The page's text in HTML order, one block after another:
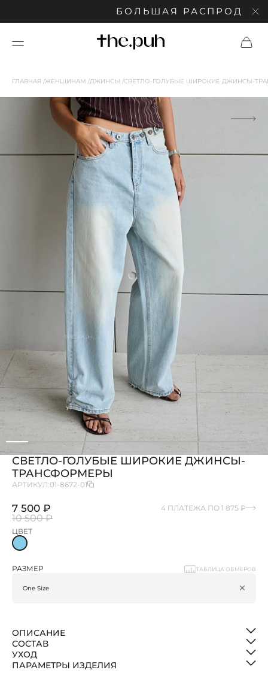
БОЛЬШАЯ РАСПРОДАЖА:
ГЛАВНАЯ ЖЕНЩИНАМ ДЖИНСЫ СВЕТЛО-ГОЛУБЫЕ ШИРОКИЕ ДЖИНСЫ-
СВЕТЛО-ГОЛУБЫЕ ШИРОКИЕ ДЖИНСЫ-
ТРАНСФОРМЕРЫ
АРТИКУЛ:01-8672-01
7 500 ₽
10 500 ₽
4 ПЛАТЕЖА ПО 1 875 ₽
ЦВЕТ
РАЗМЕР ТАБЛИЦА ОБМЕРОВ
ОПИСАНИЕ
СОСТАВ
УХОД
ПАРАМЕТРЫ ИЗДЕЛИЯ